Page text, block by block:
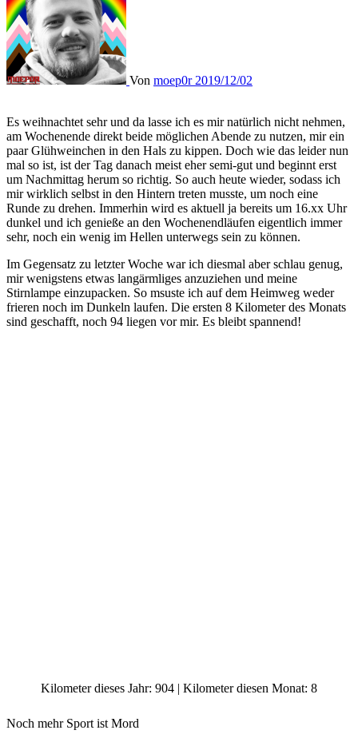
Von moep0r 2019/12/02
Es weihnachtet sehr und da lasse ich es mir natürlich nicht nehmen,
am Wochenende direkt beide möglichen Abende zu nutzen, mir ein
paar Glühweinchen in den Hals zu kippen. Doch wie das leider nun
mal so ist, ist der Tag danach meist eher semi-gut und beginnt erst
um Nachmittag herum so richtig. So auch heute wieder, sodass ich
mir wirklich selbst in den Hintern treten musste, um noch eine
Runde zu drehen. Immerhin wird es aktuell ja bereits um 16.xx Uhr
dunkel und ich genieße an den Wochenendläufen eigentlich immer
sehr, noch ein wenig im Hellen unterwegs sein zu können.
Im Gegensatz zu letzter Woche war ich diesmal aber schlau genug,
mir wenigstens etwas langärmliges anzuziehen und meine
Stirnlampe einzupacken. So msuste ich auf dem Heimweg weder
frieren noch im Dunkeln laufen. Die ersten 8 Kilometer des Monats
sind geschafft, noch 94 liegen vor mir. Es bleibt spannend!
Kilometer dieses Jahr: 904 | Kilometer diesen Monat: 8
Noch mehr Sport ist Mord